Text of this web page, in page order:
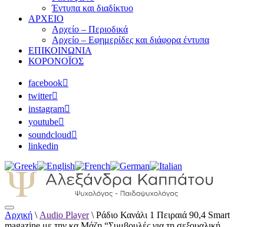
Έντυπα και διαδίκτυο
ΑΡΧΕΙΟ
Αρχείο – Περιοδικά
Αρχείο – Εφημερίδες και διάφορα έντυπα
ΕΠΙΚΟΙΝΩΝΙΑ
ΚΟΡΟΝΟΪΟΣ
facebook
twitter
instagram
youtube
soundcloud
linkedin
Αλεξάνδρα Καππάτου Ψυχολόγος –
Αρχική \ Audio Player\ Ράδιο Κανάλι 1 Πειραιά 90,4 Smart